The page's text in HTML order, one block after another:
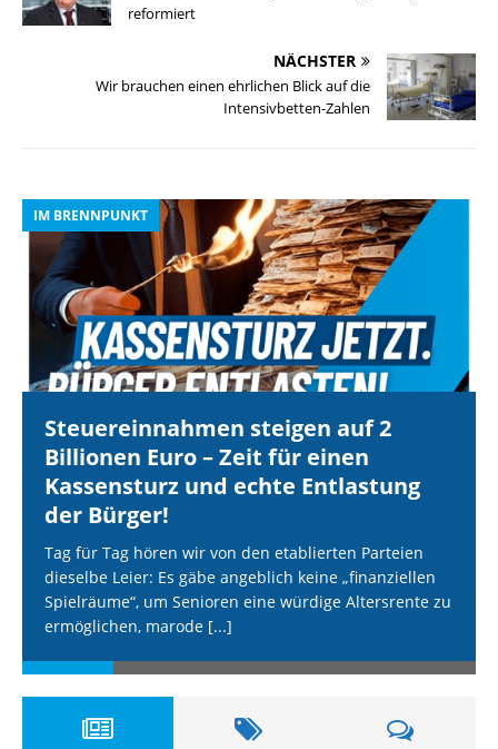
reformiert
NÄCHSTER
Wir brauchen einen ehrlichen Blick auf die
Intensivbetten-Zahlen
IM BRENNPUNKT
Steuereinnahmen steigen auf 2
Billionen Euro – Zeit für einen
Kassensturz und echte Entlastung
der Bürger!
Tag für Tag hören wir von den etablierten Parteien
dieselbe Leier: Es gäbe angeblich keine „finanziellen
Spielräume“, um Senioren eine würdige Altersrente zu
ermöglichen, marode [...]